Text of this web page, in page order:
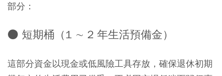
部分：
● 短期桶（1 ∼ 2 年生活預備金）
這部分資金以現金或低風險工具存放，確保退休初期